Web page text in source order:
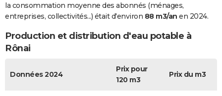
la consommation moyenne des abonnés (ménages,
entreprises, collectivités...) était d'environ 88 m3/an en 2024.
Production et distribution d'eau potable à
Rônai
Données 2024
Prix pour
120 m3
Prix du m3